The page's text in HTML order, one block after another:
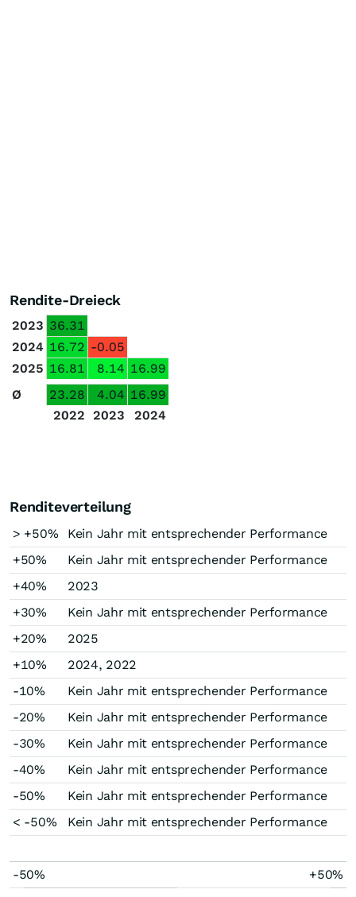
Rendite-Dreieck
2023 36.31
2024 16.72 -0.05
2025 16.81 8.14 16.99
Ø
23.28 4.04 16.99
2022 2023 2024
Renditeverteilung
> +50%
Kein Jahr mit entsprechender Performance
+50%
Kein Jahr mit entsprechender Performance
+40%
2023
+30%
Kein Jahr mit entsprechender Performance
+20%
2025
+10%
2024, 2022
-10%
Kein Jahr mit entsprechender Performance
-20%
Kein Jahr mit entsprechender Performance
-30%
Kein Jahr mit entsprechender Performance
-40%
Kein Jahr mit entsprechender Performance
-50%
Kein Jahr mit entsprechender Performance
< -50%
Kein Jahr mit entsprechender Performance
-50% +50%